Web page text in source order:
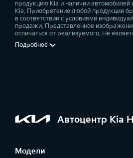
продукцию Kia и наличии автомобилей
Kia. Приобретение любой продукции
в соответствии с условиями
продажи. Представленное
отличаться от реализуемого. Не
Подробнее
Автоцентр Kia
Модели